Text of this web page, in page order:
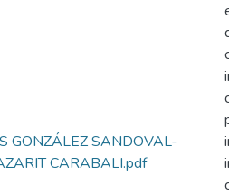
GONZÁLEZ SANDOVAL-
CARABALI.pdf